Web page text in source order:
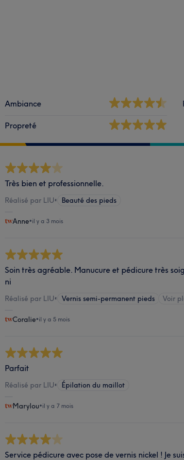
Ambiance
Propreté
Très bien et professionnelle.
Réalisé par LIU• Beauté des pieds
Anne•il y a 3 mois
Soin très agréable. Manucure et pédicure très
ni
Réalisé par LIU• Vernis semi-permanent pieds Voir
Coralie•il y a 5 mois
Parfait
Réalisé par LIU• Épilation du maillot
Marylou•il y a 7 mois
Service pédicure avec pose de vernis nickel ! Je